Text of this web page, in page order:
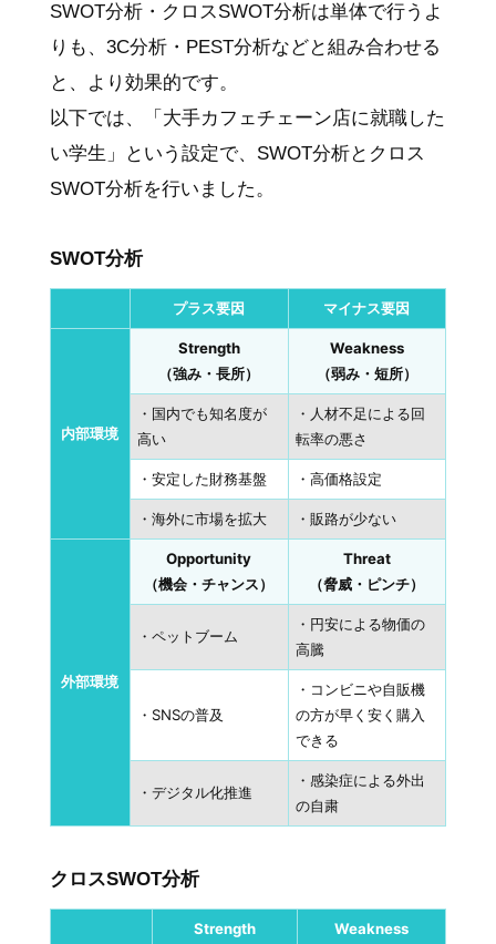
SWOT分析・クロスSWOT分析は単体で行うよ
りも、3C分析・PEST分析などと組み合わせる
と、より効果的です。
以下では、「大手カフェチェーン店に就職した
い学生」という設定で、SWOT分析とクロス
SWOT分析を行いました。
SWOT分析
プラス要因 マイナス要因
内部環境
Strength
（強み・長所）
Weakness
（弱み・短所）
・国内でも知名度が
高い
・人材不足による回
転率の悪さ
・安定した財務基盤 ・高価格設定
・海外に市場を拡大 ・販路が少ない
外部環境
Opportunity
（機会・チャンス）
Threat
（脅威・ピンチ）
・ペットブーム
・円安による物価の
高騰
・SNSの普及
・コンビニや自販機
の方が早く安く購入
できる
・デジタル化推進
・感染症による外出
の自粛
クロスSWOT分析
Strength
Weakness